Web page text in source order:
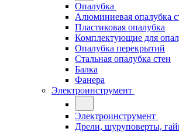
Опалубка
Алюминиевая опалубка
Пластиковая опалубка
Комплектующие для
Опалубка перекрытий
Стальная опалубка стен
Балка
Фанера
Электроинструмент
Электроинструмент
Дрели, шуруповерты,